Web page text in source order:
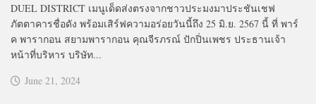
DUEL DISTRICT เมนูเด็ดส่งตรงจากชาวประมงมาประชันเชฟ
ภัตตาคารชื่อดัง พร้อมเสิร์ฟความอร่อยวันนี้ถึง 25 มิ.ย. 2567 นี้ ที่ พาร์
ค พารากอน สยามพารากอน คุณจีรภรณ์ ปักปิ่นเพชร ประธานเจ้า
หน้าที่บริหาร บริษัท...
June 21, 2024